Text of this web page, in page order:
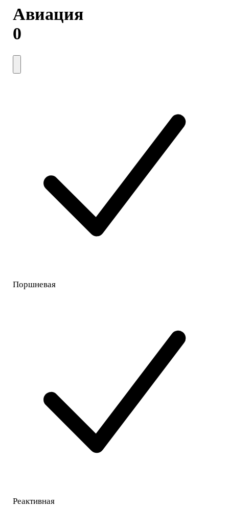
Авиация
0
Поршневая
Реактивная